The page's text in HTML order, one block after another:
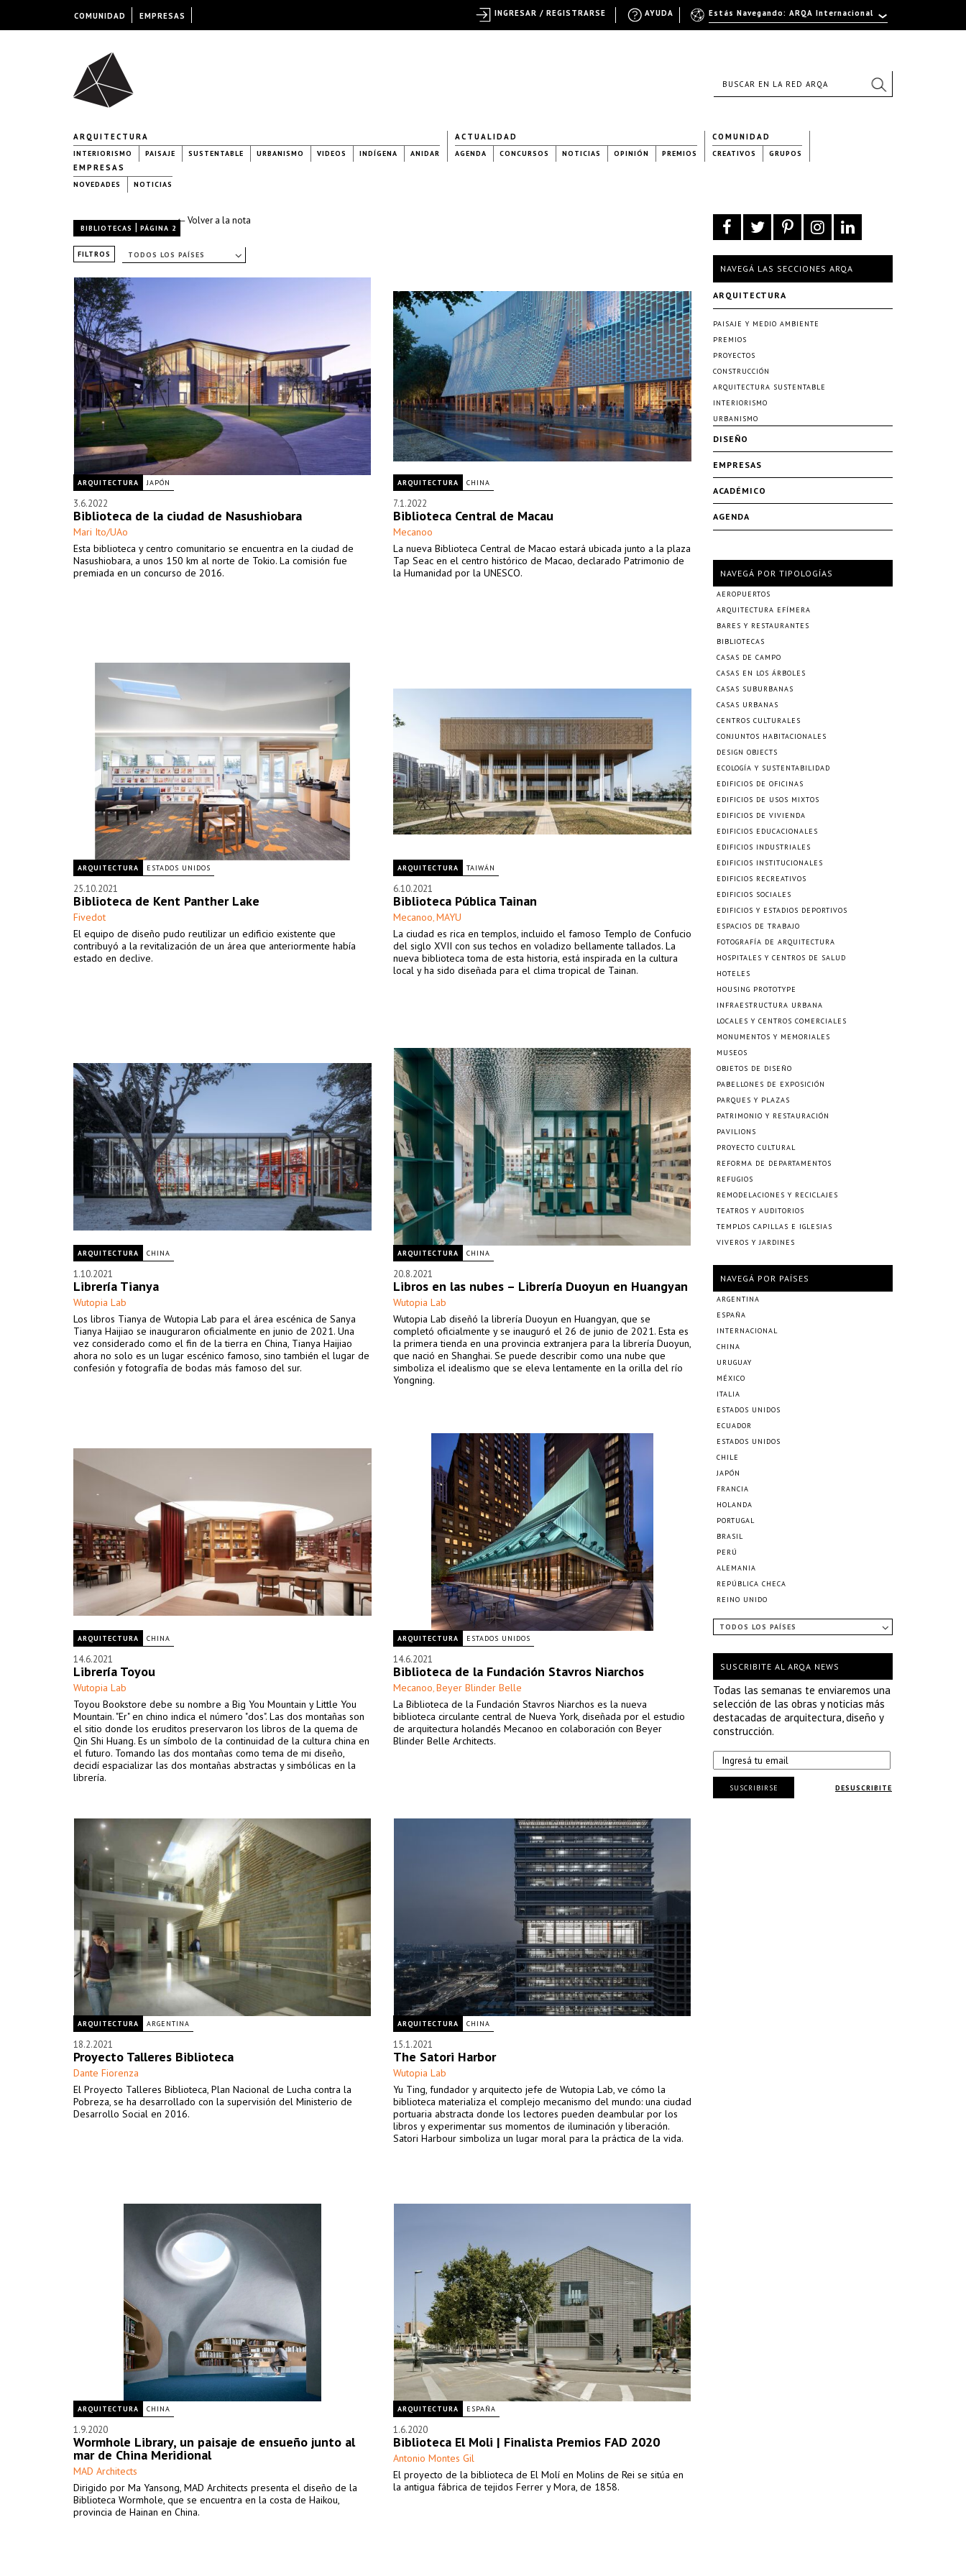
ARQUITECTURA
INTERIORISMO PAISAJE SUSTENTABLE URBANISMO VIDEOS INDÍGENA ANIDAR
ACTUALIDAD
AGENDA CONCURSOS NOTICIAS OPINIÓN PREMIOS
COMUNIDAD
CREATIVOS GRUPOS
EMPRESAS
NOVEDADES NOTICIAS
← Volver a la nota
BIBLIOTECAS | PÁGINA 2
FILTROS TODOS LOS PAÍSES
ARQUITECTURA JAPÓN
3.6.2022
Biblioteca de la ciudad de Nasushiobara
Mari Ito/UAo
Esta biblioteca y centro comunitario se encuentra en la ciudad de
Nasushiobara, a unos 150 km al norte de Tokio. La comisión fue
premiada en un concurso de 2016.
ARQUITECTURA CHINA
7.1.2022
Biblioteca Central de Macau
Mecanoo
La nueva Biblioteca Central de Macao estará ubicada junto a la plaza
Tap Seac en el centro histórico de Macao, declarado Patrimonio de
la Humanidad por la UNESCO.
ARQUITECTURA ESTADOS UNIDOS
25.10.2021
Biblioteca de Kent Panther Lake
Fivedot
El equipo de diseño pudo reutilizar un edificio existente que
contribuyó a la revitalización de un área que anteriormente había
estado en declive.
ARQUITECTURA TAIWÁN
6.10.2021
Biblioteca Pública Tainan
Mecanoo, MAYU
La ciudad es rica en templos, incluido el famoso Templo de Confucio
del siglo XVII con sus techos en voladizo bellamente tallados. La
nueva biblioteca toma de esta historia, está inspirada en la cultura
local y ha sido diseñada para el clima tropical de Tainan.
ARQUITECTURA CHINA
1.10.2021
Librería Tianya
Wutopia Lab
Los libros Tianya de Wutopia Lab para el área escénica de Sanya
Tianya Haijiao se inauguraron oficialmente en junio de 2021. Una
vez considerado como el fin de la tierra en China, Tianya Haijiao
ahora no solo es un lugar escénico famoso, sino también el lugar de
confesión y fotografía de bodas más famoso del sur.
ARQUITECTURA CHINA
20.8.2021
Libros en las nubes – Librería Duoyun en Huangyan
Wutopia Lab
Wutopia Lab diseñó la librería Duoyun en Huangyan, que se
completó oficialmente y se inauguró el 26 de junio de 2021. Esta es
la primera tienda en una provincia extranjera para la librería Duoyun,
que nació en Shanghai. Se puede describir como una nube que
simboliza el idealismo que se eleva lentamente en la orilla del río
Yongning.
ARQUITECTURA CHINA
14.6.2021
Librería Toyou
Wutopia Lab
Toyou Bookstore debe su nombre a Big You Mountain y Little You
Mountain. "Er" en chino indica el número "dos". Las dos montañas son
el sitio donde los eruditos preservaron los libros de la quema de
Qin Shi Huang. Es un símbolo de la continuidad de la cultura china en
el futuro. Tomando las dos montañas como tema de mi diseño,
decidí espacializar las dos montañas abstractas y simbólicas en la
librería.
ARQUITECTURA ESTADOS UNIDOS
14.6.2021
Biblioteca de la Fundación Stavros Niarchos
Mecanoo, Beyer Blinder Belle
La Biblioteca de la Fundación Stavros Niarchos es la nueva
biblioteca circulante central de Nueva York, diseñada por el estudio
de arquitectura holandés Mecanoo en colaboración con Beyer
Blinder Belle Architects.
ARQUITECTURA ARGENTINA
18.2.2021
Proyecto Talleres Biblioteca
Dante Fiorenza
El Proyecto Talleres Biblioteca, Plan Nacional de Lucha contra la
Pobreza, se ha desarrollado con la supervisión del Ministerio de
Desarrollo Social en 2016.
ARQUITECTURA CHINA
15.1.2021
The Satori Harbor
Wutopia Lab
Yu Ting, fundador y arquitecto jefe de Wutopia Lab, ve cómo la
biblioteca materializa el complejo mecanismo del mundo: una ciudad
portuaria abstracta donde los lectores pueden deambular por los
libros y experimentar sus momentos de iluminación y liberación.
Satori Harbour simboliza un lugar moral para la práctica de la vida.
ARQUITECTURA CHINA
1.9.2020
Wormhole Library, un paisaje de ensueño junto al
mar de China Meridional
MAD Architects
Dirigido por Ma Yansong, MAD Architects presenta el diseño de la
Biblioteca Wormhole, que se encuentra en la costa de Haikou,
provincia de Hainan en China.
ARQUITECTURA ESPAÑA
1.6.2020
Biblioteca El Moli | Finalista Premios FAD 2020
Antonio Montes Gil
El proyecto de la biblioteca de El Molí en Molins de Rei se sitúa en
la antigua fábrica de tejidos Ferrer y Mora, de 1858.
NAVEGÁ LAS SECCIONES ARQA
ARQUITECTURA
PAISAJE Y MEDIO AMBIENTE
PREMIOS
PROYECTOS
CONSTRUCCIÓN
ARQUITECTURA SUSTENTABLE
INTERIORISMO
URBANISMO
DISEÑO
EMPRESAS
ACADÉMICO
AGENDA
NAVEGÁ POR TIPOLOGÍAS
AEROPUERTOS
ARQUITECTURA EFÍMERA
BARES Y RESTAURANTES
BIBLIOTECAS
CASAS DE CAMPO
CASAS EN LOS ÁRBOLES
CASAS SUBURBANAS
CASAS URBANAS
CENTROS CULTURALES
CONJUNTOS HABITACIONALES
DESIGN OBJECTS
ECOLOGÍA Y SUSTENTABILIDAD
EDIFICIOS DE OFICINAS
EDIFICIOS DE USOS MIXTOS
EDIFICIOS DE VIVIENDA
EDIFICIOS EDUCACIONALES
EDIFICIOS INDUSTRIALES
EDIFICIOS INSTITUCIONALES
EDIFICIOS RECREATIVOS
EDIFICIOS SOCIALES
EDIFICIOS Y ESTADIOS DEPORTIVOS
ESPACIOS DE TRABAJO
FOTOGRAFÍA DE ARQUITECTURA
HOSPITALES Y CENTROS DE SALUD
HOTELES
HOUSING PROTOTYPE
INFRAESTRUCTURA URBANA
LOCALES Y CENTROS COMERCIALES
MONUMENTOS Y MEMORIALES
MUSEOS
OBJETOS DE DISEÑO
PABELLONES DE EXPOSICIÓN
PARQUES Y PLAZAS
PATRIMONIO Y RESTAURACIÓN
PAVILIONS
PROYECTO CULTURAL
REFORMA DE DEPARTAMENTOS
REFUGIOS
REMODELACIONES Y RECICLAJES
TEATROS Y AUDITORIOS
TEMPLOS CAPILLAS E IGLESIAS
VIVEROS Y JARDINES
NAVEGÁ POR PAÍSES
ARGENTINA
ESPAÑA
INTERNACIONAL
CHINA
URUGUAY
MÉXICO
ITALIA
ESTADOS UNIDOS
ECUADOR
ESTADOS UNIDOS
CHILE
JAPÓN
FRANCIA
HOLANDA
PORTUGAL
BRASIL
PERÚ
ALEMANIA
REPÚBLICA CHECA
REINO UNIDO
TODOS LOS PAÍSES
SUSCRIBITE AL ARQA NEWS
Todas las semanas te enviaremos una
selección de las obras y noticias más
destacadas de arquitectura, diseño y
construcción.
DESUSCRIBITE
SUSCRIBIRSE
COMUNIDAD EMPRESAS Estás Navegando: ARQA Internacional
AYUDA
INGRESAR / REGISTRARSE